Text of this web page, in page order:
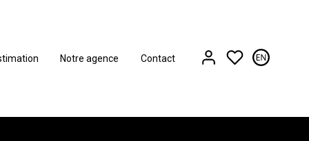
Notre agence Contact